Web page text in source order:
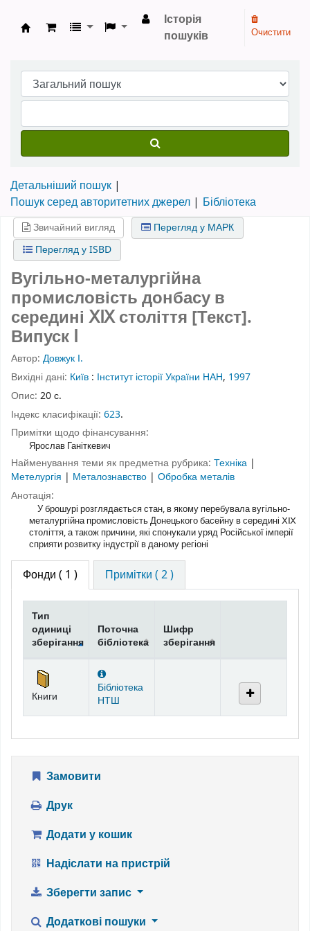
Бібліотека НТШ › Електронний каталог
Історія
пошуків
Очистити
Детальніший пошук
Пошук серед авторитетних джерел
Бібліотека
Звичайний вигляд
Перегляд у МАРК
Перегляд у ISBD
Вугільно-металургійна
промисловість донбасу в
середині ⅩⅨ століття [Текст].
Випуск Ⅰ
Автор: Довжук І.
Вихідні дані: Київ : Інститут історії України НАН, 1997
Опис: 20 с.
Індекс класифікації: 623.
Примітки щодо фінансування:
Ярослав Ганіткевич
Найменування теми як предметна рубрика: Техніка |
Метелургія | Металознавство | Обробка металів
Анотація:
У брошурі розглядається стан, в якому перебувала вугільно-
металургійна промисловість Донецького басейну в середині ⅩⅨ
століття, а також причини, які спонукали уряд Російської імперії
сприяти розвитку індустрії в даному регіоні
Фонди ( 1 ) Примітки ( 2 )
Фонди
Тип
одиниці
зберігання
Поточна
бібліотека
Шифр
зберігання
Книги
Бібліотека
НТШ
Замовити
Друк
Додати у кошик
Надіслати на пристрій
Зберегти запис
Додаткові пошуки